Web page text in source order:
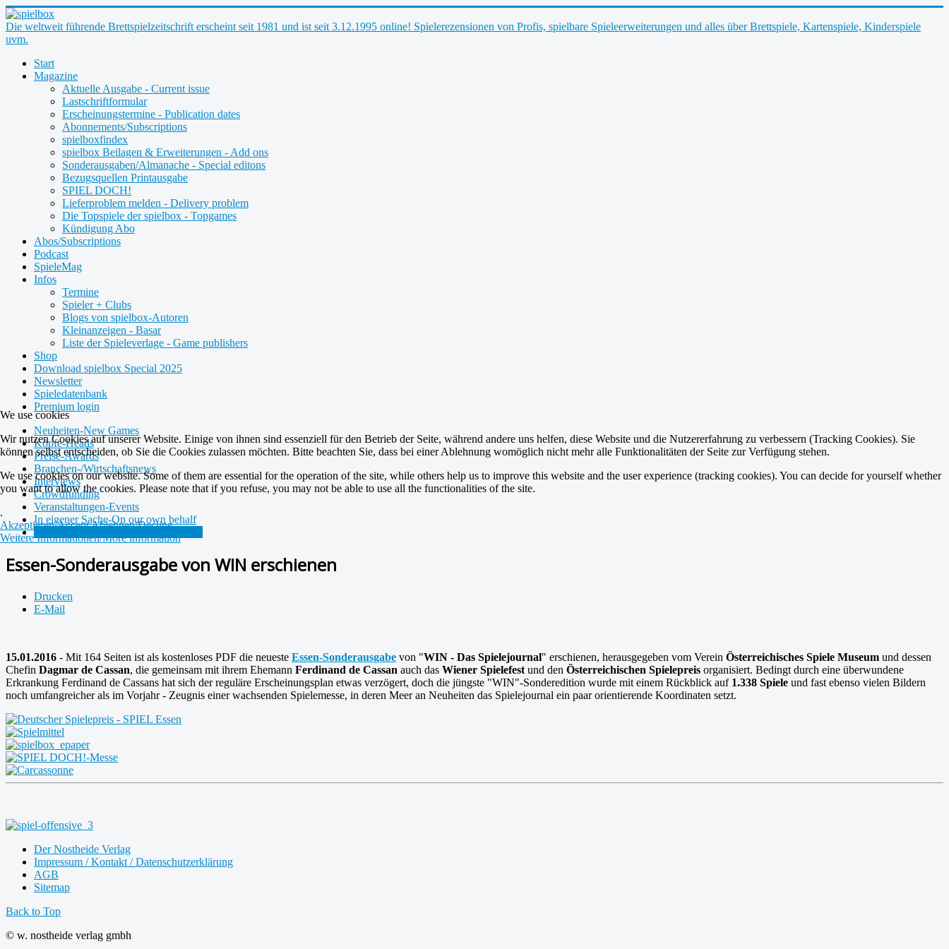
Die weltweit führende Brettspielzeitschrift erscheint seit 1981 und ist seit 3.12.1995 online! Spielerezensionen von Profis, spielbare Spieleerweiterungen und alles über Brettspiele, Kartenspiele, Kinderspiele
uvm.
Start
Magazine
Aktuelle Ausgabe - Current issue
Lastschriftformular
Erscheinungstermine - Publication dates
Abonnements/Subscriptions
spielboxfindex
spielbox Beilagen & Erweiterungen - Add ons
Sonderausgaben/Almanache - Special editons
Bezugsquellen Printausgabe
SPIEL DOCH!
Lieferproblem melden - Delivery problem
Die Topspiele der spielbox - Topgames
Kündigung Abo
Abos/Subscriptions
Podcast
SpieleMag
Infos
Termine
Spieler + Clubs
Blogs von spielbox-Autoren
Kleinanzeigen - Basar
Liste der Spieleverlage - Game publishers
Shop
Download spielbox Special 2025
Newsletter
Spieledatenbank
Premium login
Neuheiten-New Games
Köpfe-Heads
Preise-Awards
Branchen-/Wirtschaftsnews
Interviews
Crowdfunding
Veranstaltungen-Events
In eigener Sache-On our own behalf
Essen-Sonderausgabe von WIN erschienen
Drucken
E-Mail
15.01.2016 - Mit 164 Seiten ist als kostenloses PDF die neueste Essen-Sonderausgabe von "WIN - Das Spielejournal" erschienen, herausgegeben vom Verein Österreichisches Spiele Museum und dessen
Chefin Dagmar de Cassan, die gemeinsam mit ihrem Ehemann Ferdinand de Cassan auch das Wiener Spielefest und den Österreichischen Spielepreis organisiert. Bedingt durch eine überwundene
Erkrankung Ferdinand de Cassans hat sich der reguläre Erscheinungsplan etwas verzögert, doch die jüngste "WIN"-Sonderedition wurde mit einem Rückblick auf1.338 Spiele und fast ebenso vielen Bildern
noch umfangreicher als im Vorjahr - Zeugnis einer wachsenden Spielemesse, in deren Meer an Neuheiten das Spielejournal ein paar orientierende Koordinaten setzt.
Der Nostheide Verlag
Impressum / Kontakt / Datenschutzerklärung
AGB
Sitemap
Back to Top
© w. nostheide verlag gmbh
We use cookies
Wir nutzen Cookies auf unserer Website. Einige von ihnen sind essenziell für den Betrieb der Seite, während andere uns helfen, diese Website und die Nutzererfahrung zu verbessern (Tracking Cookies). Sie
können selbst entscheiden, ob Sie die Cookies zulassen möchten. Bitte beachten Sie, dass bei einer Ablehnung womöglich nicht mehr alle Funktionalitäten der Seite zur Verfügung stehen.
We use cookies on our website. Some of them are essential for the operation of the site, while others help us to improve this website and the user experience (tracking cookies). You can decide for yourself whether
you want to allow the cookies. Please note that if you refuse, you may not be able to use all the functionalities of the site.
.
Akzeptieren/AcceptAblehnen/Decline
Weitere Informationen/More information